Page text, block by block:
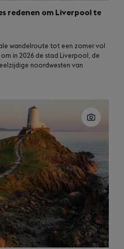
redenen om Liverpool te
wandelroute tot een zomer vol
in 2026 de stad Liverpool, de
noordwesten van